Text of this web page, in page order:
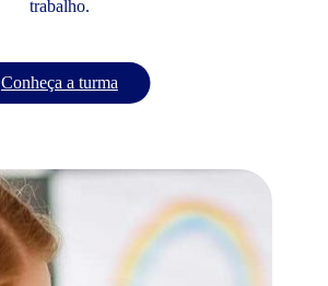
trabalho.
Conheça a turma